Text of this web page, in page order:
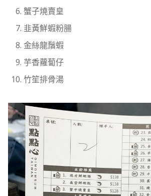
蟹子燒賣皇
韭黃鮮蝦粉腸
金絲龍鬚蝦
芋香蘿蔔仔
竹笙排骨湯